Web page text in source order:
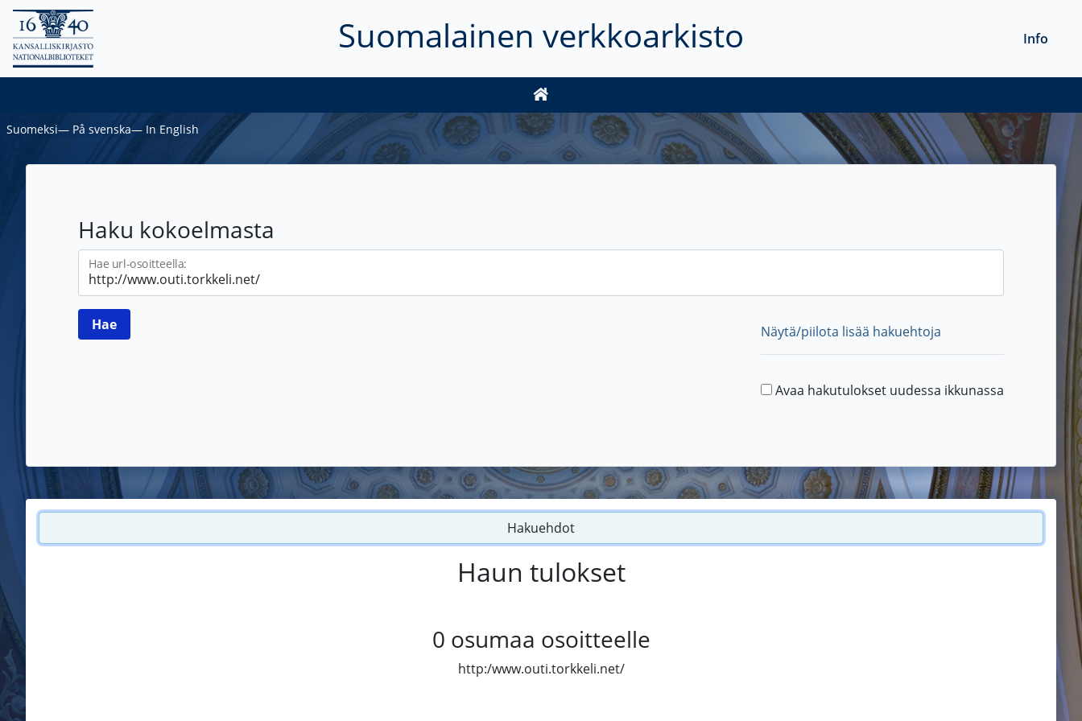
Suomalainen verkkoarkisto Info
Suomeksi― På svenska― In English
Haku kokoelmasta
Hae url-osoitteella:
Näytä/piilota lisää hakuehtoja
Avaa hakutulokset uudessa ikkunassa
Hakuehdot
Haun tulokset
0 osumaa osoitteelle
http:/www.outi.torkkeli.net/